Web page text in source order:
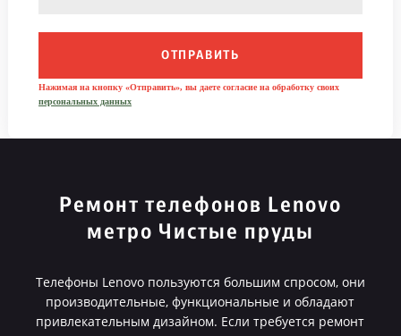
ОТПРАВИТЬ
Нажимая на кнопку «Отправить», вы даете согласие на обработку своих
персональных данных
Ремонт телефонов Lenovo
метро Чистые пруды
Телефоны Lenovo пользуются большим спросом, они
производительные, функциональные и обладают
привлекательным дизайном. Если требуется ремонт